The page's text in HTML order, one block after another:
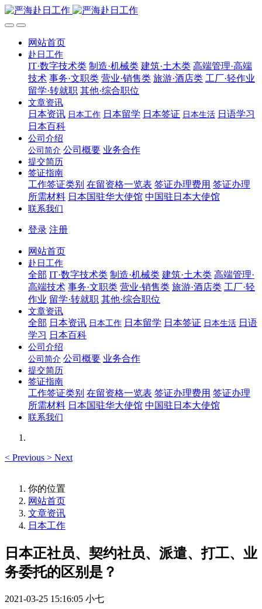
网站首页
赴日工作
IT·数字技术类 制造·机械类 建筑·土木类 高端管理·高端
技术 事务·文职类 营业·销售类 旅游·酒店类 工厂·轻作业
留学·转就职 其他·综合职位
文章资讯
日本资讯 日本工作 日本留学 日本签证 日本生活 日语学习
日本百科
公司介绍
公司简介 公司概要 业务合作
提交简历
签证指南
工作签证类别 在留资格一览表 签证办理费用 签证办理
所需材料 日本国驻华大使馆 中国驻日本大使馆
联系我们
登录 注册
网站首页
赴日工作
全部 IT·数字技术类 制造·机械类 建筑·土木类 高端管理·
高端技术 事务·文职类 营业·销售类 旅游·酒店类 工厂·轻
作业 留学·转就职 其他·综合职位
文章资讯
全部 日本资讯 日本工作 日本留学 日本签证 日本生活 日语
学习 日本百科
公司介绍
公司简介 公司概要 业务合作
提交简历
签证指南
工作签证类别 在留资格一览表 签证办理费用 签证办理
所需材料 日本国驻华大使馆 中国驻日本大使馆
联系我们
< Previous > Next
你的位置
网站首页
文章资讯
日本工作
日本正社员、契约社员、派遣、打工、业
务委托的区别是？
2021-03-25 15:16:05 小七